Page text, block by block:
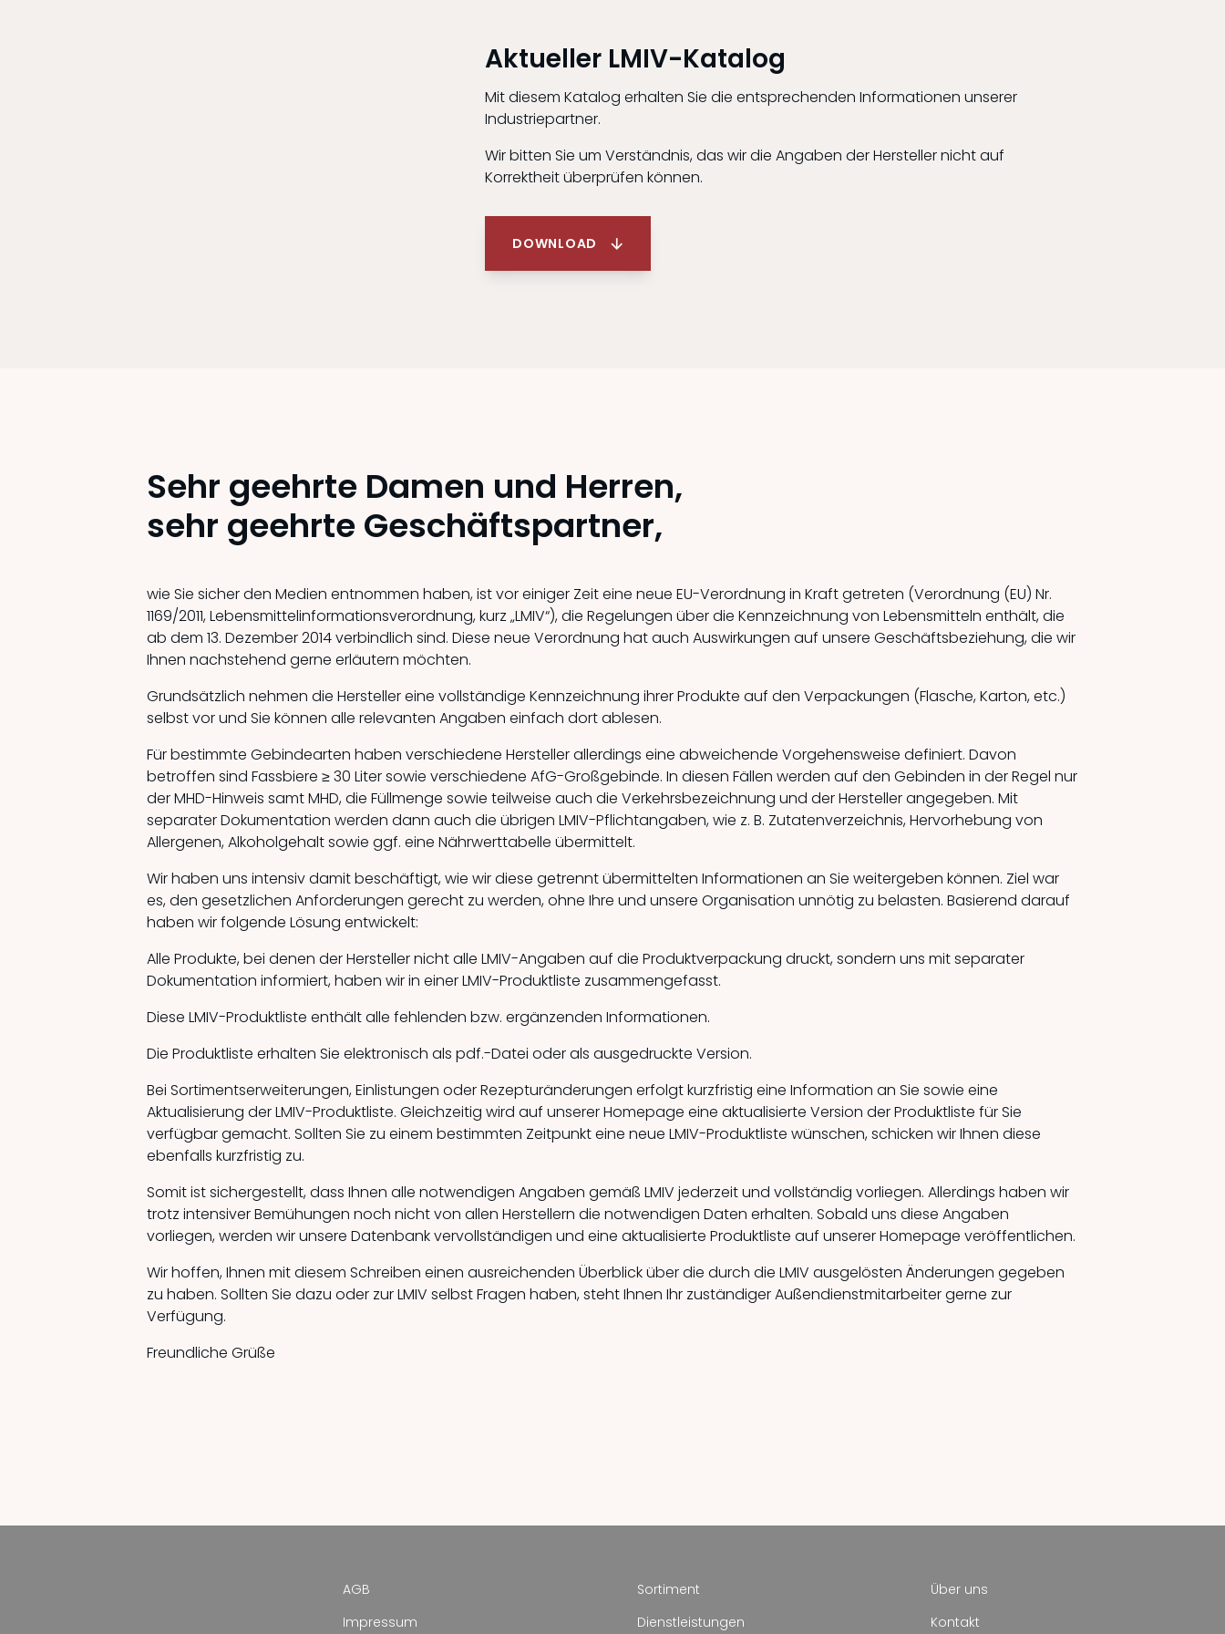
Aktueller LMIV-Katalog
Mit diesem Katalog erhalten Sie die entsprechenden Informationen unserer
Industriepartner.
Wir bitten Sie um Verständnis, das wir die Angaben der Hersteller nicht auf
Korrektheit überprüfen können.
DOWNLOAD
Sehr geehrte Damen und Herren,
sehr geehrte Geschäftspartner,
wie Sie sicher den Medien entnommen haben, ist vor einiger Zeit eine neue EU-Verordnung in Kraft getreten (Verordnung (EU) Nr.
1169/2011, Lebensmittelinformationsverordnung, kurz „LMIV“), die Regelungen über die Kennzeichnung von Lebensmitteln enthält, die
ab dem 13. Dezember 2014 verbindlich sind. Diese neue Verordnung hat auch Auswirkungen auf unsere Geschäftsbeziehung, die wir
Ihnen nachstehend gerne erläutern möchten.
Grundsätzlich nehmen die Hersteller eine vollständige Kennzeichnung ihrer Produkte auf den Verpackungen (Flasche, Karton, etc.)
selbst vor und Sie können alle relevanten Angaben einfach dort ablesen.
Für bestimmte Gebindearten haben verschiedene Hersteller allerdings eine abweichende Vorgehensweise definiert. Davon
betroffen sind Fassbiere ≥ 30 Liter sowie verschiedene AfG-Großgebinde. In diesen Fällen werden auf den Gebinden in der Regel nur
der MHD-Hinweis samt MHD, die Füllmenge sowie teilweise auch die Verkehrsbezeichnung und der Hersteller angegeben. Mit
separater Dokumentation werden dann auch die übrigen LMIV-Pflichtangaben, wie z. B. Zutatenverzeichnis, Hervorhebung von
Allergenen, Alkoholgehalt sowie ggf. eine Nährwerttabelle übermittelt.
Wir haben uns intensiv damit beschäftigt, wie wir diese getrennt übermittelten Informationen an Sie weitergeben können. Ziel war
es, den gesetzlichen Anforderungen gerecht zu werden, ohne Ihre und unsere Organisation unnötig zu belasten. Basierend darauf
haben wir folgende Lösung entwickelt:
Alle Produkte, bei denen der Hersteller nicht alle LMIV-Angaben auf die Produktverpackung druckt, sondern uns mit separater
Dokumentation informiert, haben wir in einer LMIV-Produktliste zusammengefasst.
Diese LMIV-Produktliste enthält alle fehlenden bzw. ergänzenden Informationen.
Die Produktliste erhalten Sie elektronisch als pdf.-Datei oder als ausgedruckte Version.
Bei Sortimentserweiterungen, Einlistungen oder Rezepturänderungen erfolgt kurzfristig eine Information an Sie sowie eine
Aktualisierung der LMIV-Produktliste. Gleichzeitig wird auf unserer Homepage eine aktualisierte Version der Produktliste für Sie
verfügbar gemacht. Sollten Sie zu einem bestimmten Zeitpunkt eine neue LMIV-Produktliste wünschen, schicken wir Ihnen diese
ebenfalls kurzfristig zu.
Somit ist sichergestellt, dass Ihnen alle notwendigen Angaben gemäß LMIV jederzeit und vollständig vorliegen. Allerdings haben wir
trotz intensiver Bemühungen noch nicht von allen Herstellern die notwendigen Daten erhalten. Sobald uns diese Angaben
vorliegen, werden wir unsere Datenbank vervollständigen und eine aktualisierte Produktliste auf unserer Homepage veröffentlichen.
Wir hoffen, Ihnen mit diesem Schreiben einen ausreichenden Überblick über die durch die LMIV ausgelösten Änderungen gegeben
zu haben. Sollten Sie dazu oder zur LMIV selbst Fragen haben, steht Ihnen Ihr zuständiger Außendienstmitarbeiter gerne zur
Verfügung.
Freundliche Grüße
AGB
Impressum
Sortiment
Dienstleistungen
Über uns
Kontakt